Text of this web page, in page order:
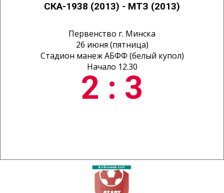
СКА-1938 (2013) - МТЗ (2013)
Первенство г. Минска
26 июня (пятница)
Стадион манеж АБФФ (белый купол)
Начало 12.30
2 : 3